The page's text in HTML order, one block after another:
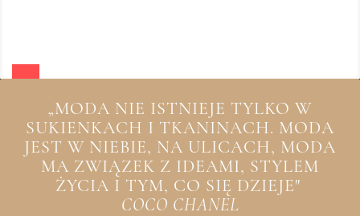
„MODA NIE ISTNIEJE TYLKO W
SUKIENKACH I TKANINACH. MODA
JEST W NIEBIE, NA ULICACH, MODA
MA ZWIĄZEK Z IDEAMI, STYLEM
ŻYCIA I TYM, CO SIĘ DZIEJE"
COCO CHANEL